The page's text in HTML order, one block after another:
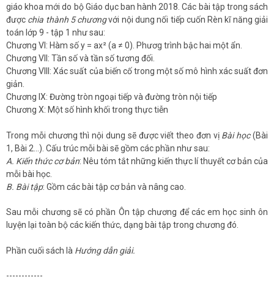
giáo khoa mới do bộ Giáo dục ban hành 2018. Các bài tập trong sách
được chia thành 5 chươngvới nội dung nối tiếp cuốn Rèn kĩ năng giải
toán lớp 9 - tập 1 như sau:
Chương VI: Hàm số y = ax² (a ≠ 0). Phươg trình bậc hai một ẩn.
Chương VII: Tần số và tần số tương đối.
Chương VIII: Xác suất của biến cố trong một số mô hình xác suất đơn
giản.
Chương IX: Đường tròn ngoại tiếp và đường tròn nội tiếp
Chương X: Một số hình khối trong thực tiễn
Trong mỗi chương thì nội dung sẽ được viết theo đơn vị Bài học(Bài
1, Bài 2...). Cấu trúc mỗi bài sẽ gồm các phần như sau:
A. Kiến thức cơ bản: Nêu tóm tắt những kiến thực lí thuyết cơ bản của
mỗi bài học.
B. Bài tập: Gồm các bài tập cơ bản và nâng cao.
Sau mỗi chương sẽ có phần Ôn tập chương để các em học sinh ôn
luyện lại toàn bộ các kiến thức, dạng bài tập trong chương đó.
Phần cuối sách là Hướng dẫn giải.
------------